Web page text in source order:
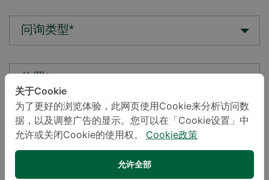
问询类型*
您的疑问*
关于Cookie
为了更好的浏览体验，此网页使用Cookie来分析访问数
据，以及调整广告的显示。您可以在「Cookie设置」中
允许或关闭Cookie的使用权。
Cookie政策
允许全部